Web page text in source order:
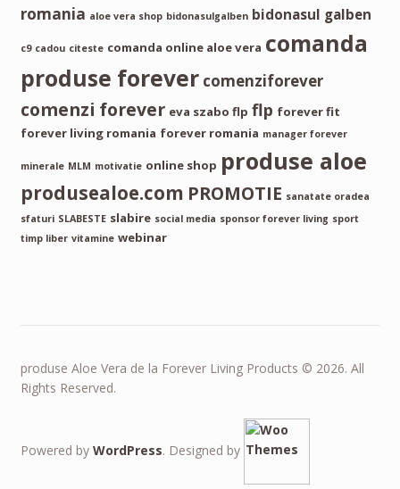
romania aloe vera shop bidonasulgalben bidonasul galben
c9 cadou citeste comanda online aloe vera comanda
produse forever comenziforever
comenzi forever eva szabo flp flp forever fit
forever living romania forever romania manager forever
minerale MLM motivatie online shop produse aloe
produsealoe.com PROMOTIE sanatate oradea
sfaturi SLABESTE slabire social media sponsor forever living sport
timp liber vitamine webinar
produse Aloe Vera de la Forever Living Products © 2026. All
Rights Reserved.
Powered by WordPress. Designed by